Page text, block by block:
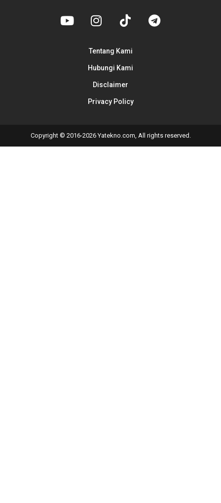
Tentang Kami
Hubungi Kami
Disclaimer
Privacy Policy
Copyright © 2016-2026 Yatekno.com, All rights reserved.